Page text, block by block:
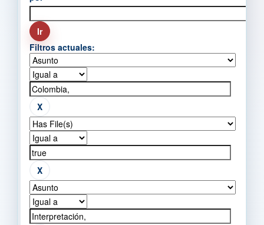
Filtros actuales: